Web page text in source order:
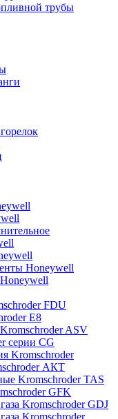
трубы
Honeywell
FDU
E8
ASV
серии CG
Kromschroder
АКТ
Kromschroder TAS
GFK
Kromschroder GDJ
Kromschroder